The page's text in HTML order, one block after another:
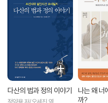
다산의 법과 정의 이야기
나는 왜 너
까?